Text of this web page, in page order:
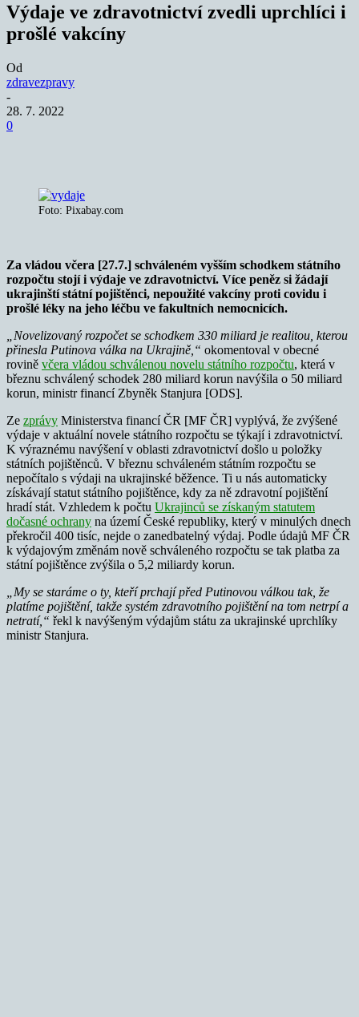
Výdaje ve zdravotnictví zvedli uprchlíci i
prošlé vakcíny
Od
zdravezpravy
-
28. 7. 2022
0
Foto: Pixabay.com
Za vládou včera [27.7.] schváleném vyšším schodkem státního
rozpočtu stojí i výdaje ve zdravotnictví. Více peněz si žádají
ukrajinští státní pojištěnci, nepoužité vakcíny proti covidu i
prošlé léky na jeho léčbu ve fakultních nemocnicích.
„Novelizovaný rozpočet se schodkem 330 miliard je realitou, kterou
přinesla Putinova válka na Ukrajině,“ okomentoval v obecné
rovině včera vládou schválenou novelu státního rozpočtu, která v
březnu schválený schodek 280 miliard korun navýšila o 50 miliard
korun, ministr financí Zbyněk Stanjura [ODS].
Ze zprávy Ministerstva financí ČR [MF ČR] vyplývá, že zvýšené
výdaje v aktuální novele státního rozpočtu se týkají i zdravotnictví.
K výraznému navýšení v oblasti zdravotnictví došlo u položky
státních pojištěnců. V březnu schváleném státním rozpočtu se
nepočítalo s výdaji na ukrajinské běžence. Ti u nás automaticky
získávají statut státního pojištěnce, kdy za ně zdravotní pojištění
hradí stát. Vzhledem k počtu Ukrajinců se získaným statutem
dočasné ochrany na území České republiky, který v minulých dnech
překročil 400 tisíc, nejde o zanedbatelný výdaj. Podle údajů MF ČR
k výdajovým změnám nově schváleného rozpočtu se tak platba za
státní pojištěnce zvýšila o 5,2 miliardy korun.
„My se staráme o ty, kteří prchají před Putinovou válkou tak, že
platíme pojištění, takže systém zdravotního pojištění na tom netrpí a
netratí,“ řekl k navýšeným výdajům státu za ukrajinské uprchlíky
ministr Stanjura.